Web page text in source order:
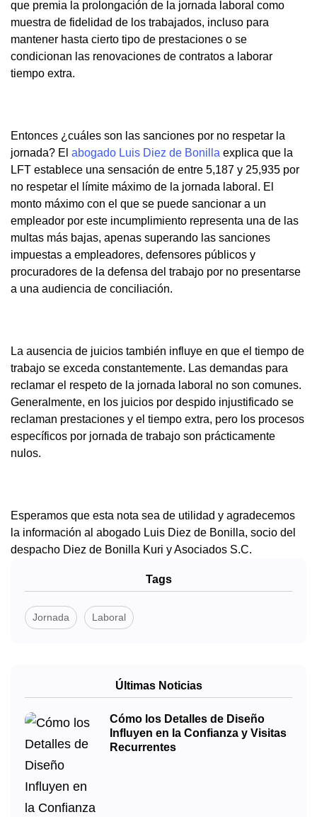
que premia la prolongación de la jornada laboral como
muestra de fidelidad de los trabajados, incluso para
mantener hasta cierto tipo de prestaciones o se
condicionan las renovaciones de contratos a laborar
tiempo extra.
Entonces ¿cuáles son las sanciones por no respetar la
jornada? El abogado Luis Diez de Bonilla explica que la
LFT establece una sensación de entre 5,187 y 25,935 por
no respetar el límite máximo de la jornada laboral. El
monto máximo con el que se puede sancionar a un
empleador por este incumplimiento representa una de las
multas más bajas, apenas superando las sanciones
impuestas a empleadores, defensores públicos y
procuradores de la defensa del trabajo por no presentarse
a una audiencia de conciliación.
La ausencia de juicios también influye en que el tiempo de
trabajo se exceda constantemente. Las demandas para
reclamar el respeto de la jornada laboral no son comunes.
Generalmente, en los juicios por despido injustificado se
reclaman prestaciones y el tiempo extra, pero los procesos
específicos por jornada de trabajo son prácticamente
nulos.
Esperamos que esta nota sea de utilidad y agradecemos
la información al abogado Luis Diez de Bonilla, socio del
despacho Diez de Bonilla Kuri y Asociados S.C.
Tags
Jornada Laboral
Últimas Noticias
Cómo los Detalles de Diseño
Influyen en la Confianza y Visitas
Recurrentes